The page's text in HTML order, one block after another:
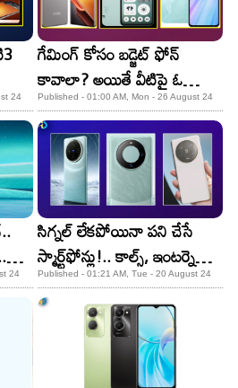
24
గేమింగ్ కోసం బడ్జెట్ ఫోన్
కావాలా? అయితే వీటిపై ఓ
లుక్కేయండి.
Published - 01:00 AM, Mon - 26 August 24
24
సిగ్నల్ లేకపోయినా పని చేసే
స్మార్ట్‌ఫోన్లు!.. కాల్స్, ఇంటర్నెట్
యూజ్ చేసుకోవచ్చు
Published - 01:21 AM, Tue - 20 August 24